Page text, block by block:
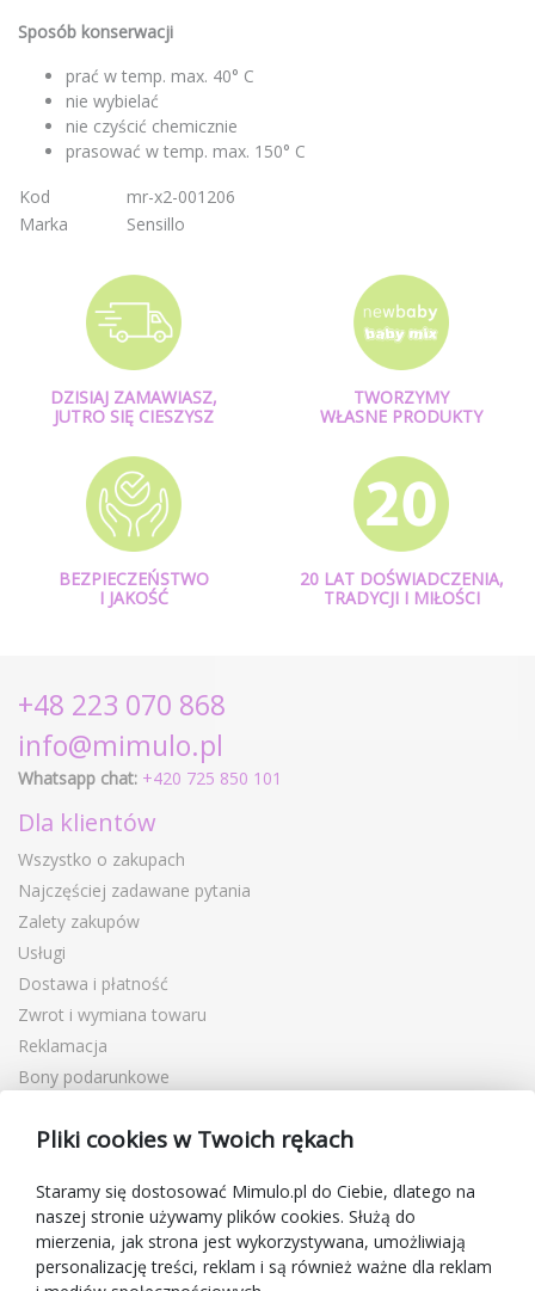
Sposób konserwacji
prać w temp. max. 40° C
nie wybielać
nie czyścić chemicznie
prasować w temp. max. 150° C
Kod
mr-x2-001206
Marka
Sensillo
DZISIAJ ZAMAWIASZ,
JUTRO SIĘ CIESZYSZ
TWORZYMY
WŁASNE PRODUKTY
BEZPIECZEŃSTWO
I JAKOŚĆ
20 LAT DOŚWIADCZENIA,
TRADYCJI I MIŁOŚCI
+48 223 070 868
info@mimulo.pl
Whatsapp chat: +420 725 850 101
Dla klientów
Wszystko o zakupach
Najczęściej zadawane pytania
Zalety zakupów
Usługi
Dostawa i płatność
Zwrot i wymiana towaru
Reklamacja
Bony podarunkowe
Blog
O sprzedawcy
Mimulo.pl
Regulamin sklepu
Pliki cookies w Twoich rękach
Staramy się dostosować Mimulo.pl do Ciebie, dlatego na
naszej stronie używamy plików cookies. Służą do
mierzenia, jak strona jest wykorzystywana, umożliwiają
personalizację treści, reklam i są również ważne dla reklam